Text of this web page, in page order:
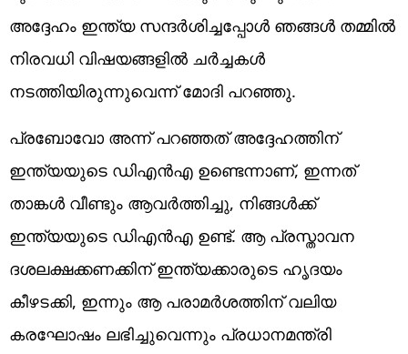
അദ്ദേഹം ഇന്ത്യ സന്ദര്‍ശിച്ചപ്പോള്‍ ഞങ്ങള്‍ തമ്മില്‍
നിരവധി വിഷയങ്ങളില്‍ ചര്‍ച്ചകള്‍
നടത്തിയിരുന്നുവെന്ന് മോദി പറഞ്ഞു.
പ്രബോവോ അന്ന് പറഞ്ഞത് അദ്ദേഹത്തിന്
ഇന്ത്യയുടെ ഡിഎന്‍എ ഉണ്ടെന്നാണ്, ഇന്നത്
താങ്കള്‍ വീണ്ടും ആവര്‍ത്തിച്ചു, നിങ്ങള്‍ക്ക്
ഇന്ത്യയുടെ ഡിഎന്‍എ ഉണ്ട്. ആ പ്രസ്താവന
ദശലക്ഷക്കണക്കിന് ഇന്ത്യക്കാരുടെ ഹൃദയം
കീഴടക്കി, ഇന്നും ആ പരാമര്‍ശത്തിന് വലിയ
കരഘോഷം ലഭിച്ചുവെന്നും പ്രധാനമന്ത്രി